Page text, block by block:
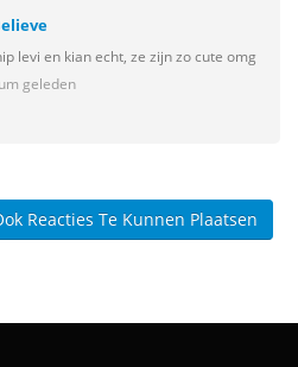
levi en kian echt, ze zijn zo cute omg
geleden
Reacties Te Kunnen Plaatsen